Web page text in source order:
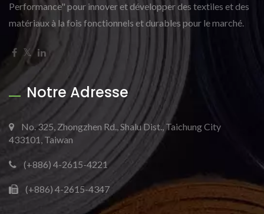
Performance" pour innover et développer des textiles et des
matériaux à la fois fonctionnels et durables pour le marché.
Notre Adresse
No. 325, Zhongzhen Rd., Shalu Dist., Taichung City
433101, Taiwan
(+886) 4-2615-4221
(+886) 4-2615-4347